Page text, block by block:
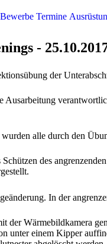
Bewerbe Termine
-
der
Ausarbeitung
alle durch den
des
In der
der Wärmebildkamera
unter einem Kipper